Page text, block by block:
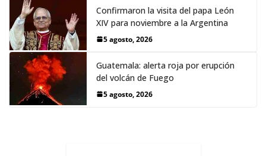
Confirmaron la visita del papa León
XIV para noviembre a la Argentina
5 agosto, 2026
Guatemala: alerta roja por erupción
del volcán de Fuego
5 agosto, 2026